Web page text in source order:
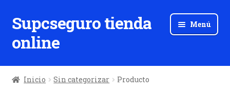
Ir
a
la
Ir
al
contenido
Supcseguro tienda
online
Menú
Inicio Sin categorizar Producto